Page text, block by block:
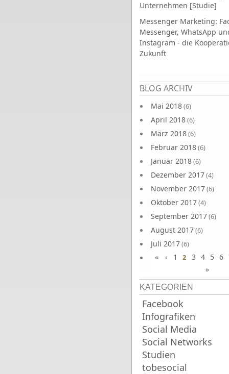
Unternehmen [Studie]
Messenger Marketing:
Messenger, WhatsApp
Instagram - die
Zukunft
BLOG ARCHIV
Mai 2018(6)
April 2018(6)
März 2018(6)
Februar 2018(6)
Januar 2018(6)
Dezember 2017(4)
November 2017(6)
Oktober 2017(4)
September 2017(6)
August 2017(6)
Juli 2017(6)
Juni 2017(6)
Seiten
« ‹ 1 2 3 4 5 6
»
KATEGORIEN
Facebook
Infografiken
Social Media
Social Networks
Studien
tobesocial